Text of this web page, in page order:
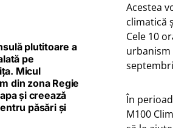
Acestea
climatică
Cele 10
În
M100
plutitoare a
pe
Micul
din zona Regie
și creează
păsări și